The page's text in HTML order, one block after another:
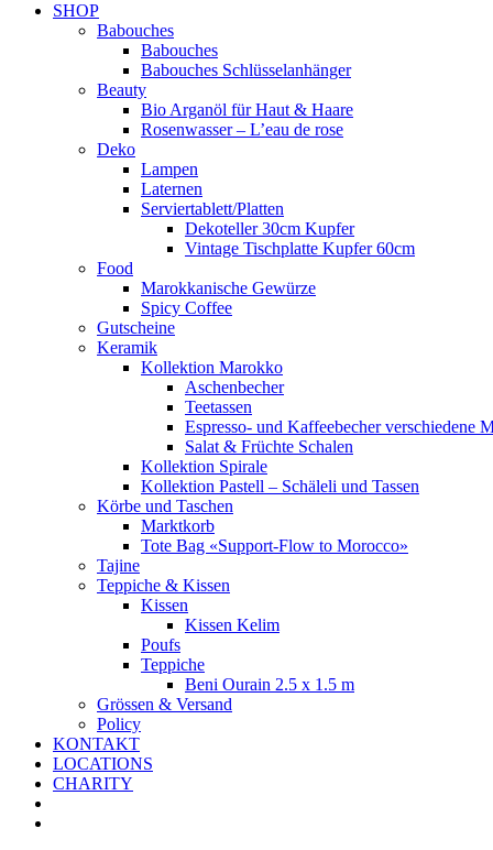
SHOP
Babouches
Babouches
Babouches Schlüsselanhänger
Beauty
Bio Arganöl für Haut & Haare
Rosenwasser – L’eau de rose
Deko
Lampen
Laternen
Serviertablett/Platten
Dekoteller 30cm Kupfer
Vintage Tischplatte Kupfer 60cm
Food
Marokkanische Gewürze
Spicy Coffee
Gutscheine
Keramik
Kollektion Marokko
Aschenbecher
Teetassen
Espresso- und Kaffeebecher verschiedene
Salat & Früchte Schalen
Kollektion Spirale
Kollektion Pastell – Schäleli und Tassen
Körbe und Taschen
Marktkorb
Tote Bag «Support-Flow to Morocco»
Tajine
Teppiche & Kissen
Kissen
Kissen Kelim
Poufs
Teppiche
Beni Ourain 2.5 x 1.5 m
Grössen & Versand
Policy
KONTAKT
LOCATIONS
CHARITY